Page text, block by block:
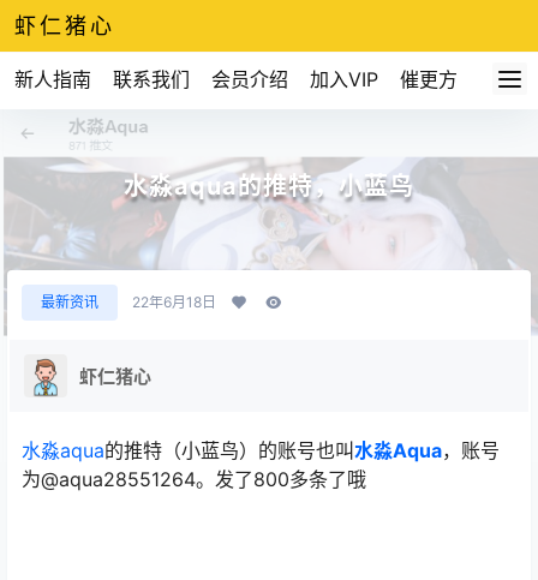
虾仁猪心
新人指南 联系我们 会员介绍 加入VIP 催更方式
水淼aqua的推特，小蓝鸟
最新资讯 22年6月18日
虾仁猪心
水淼aqua的推特（小蓝鸟）的账号也叫水淼Aqua，账号
为@aqua28551264。发了800多条了哦